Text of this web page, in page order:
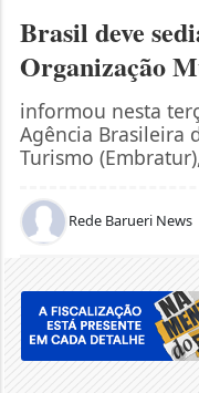
Brasil deve
Organização
informou nesta
Agência Brasileira
Turismo
Rede Barueri News